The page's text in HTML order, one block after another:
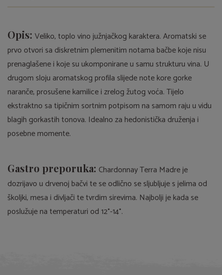
Opis: Veliko, toplo vino južnjačkog karaktera. Aromatski se
prvo otvori sa diskretnim plemenitim notama bačbe koje nisu
prenaglašene i koje su ukomponirane u samu strukturu vina. U
drugom sloju aromatskog profila slijede note kore gorke
naranče, prosušene kamilice i zrelog žutog voća. Tijelo
ekstraktno sa tipičnim sortnim potpisom na samom raju u vidu
blagih gorkastih tonova. Idealno za hedonistička druženja i
posebne momente.
Gastro preporuka: Chardonnay Terra Madre je
dozrijavo u drvenoj bačvi te se odlično se sljubljuje s jelima od
školjki, mesa i divljači te tvrdim sirevima. Najbolji je kada se
poslužuje na temperaturi od 12°-14°.